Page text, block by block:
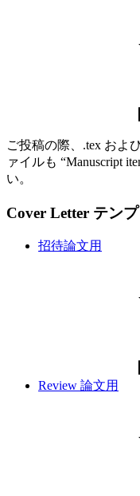
ご投稿の際、.tex およ
ァイルも “Manuscript
い。
Cover Letter テン
招待論文用
Review 論文用